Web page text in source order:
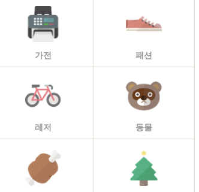
가전 패션
레저 동물